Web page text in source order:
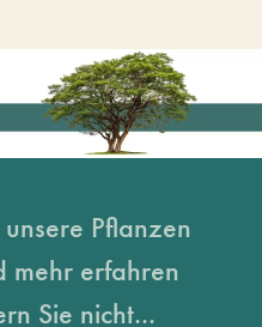
Pflanzen
mehr erfahren
Sie nicht...